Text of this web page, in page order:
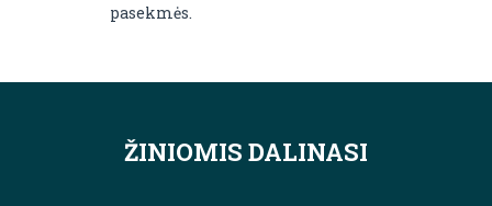
pasekmės.
ŽINIOMIS DALINASI